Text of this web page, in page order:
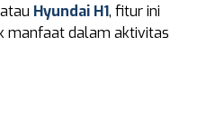
Hyundai H1, fitur ini
manfaat dalam aktivitas